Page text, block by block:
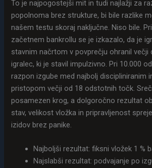
To je najpogostejši mit in tudi najlažji za
popolnoma brez strukture, bi bile razlike
našem testu skoraj naključne. Niso bile.
začetnem bankrollu se je izkazalo, da je
stavnim načrtom v povprečju ohranil večji
igralec, ki je stavil impulzivno. Pri 10.000
razpon izgube med najbolj discipliniranim
pristopom večji od 18 odstotnih točk.
posamezen krog, a dolgoročno rezultat
stav, velikost vložka in pripravljenost
izidov brez panike.
Najboljši rezultat: fiksni vložek 1 %
Najslabši rezultat: podvajanje po